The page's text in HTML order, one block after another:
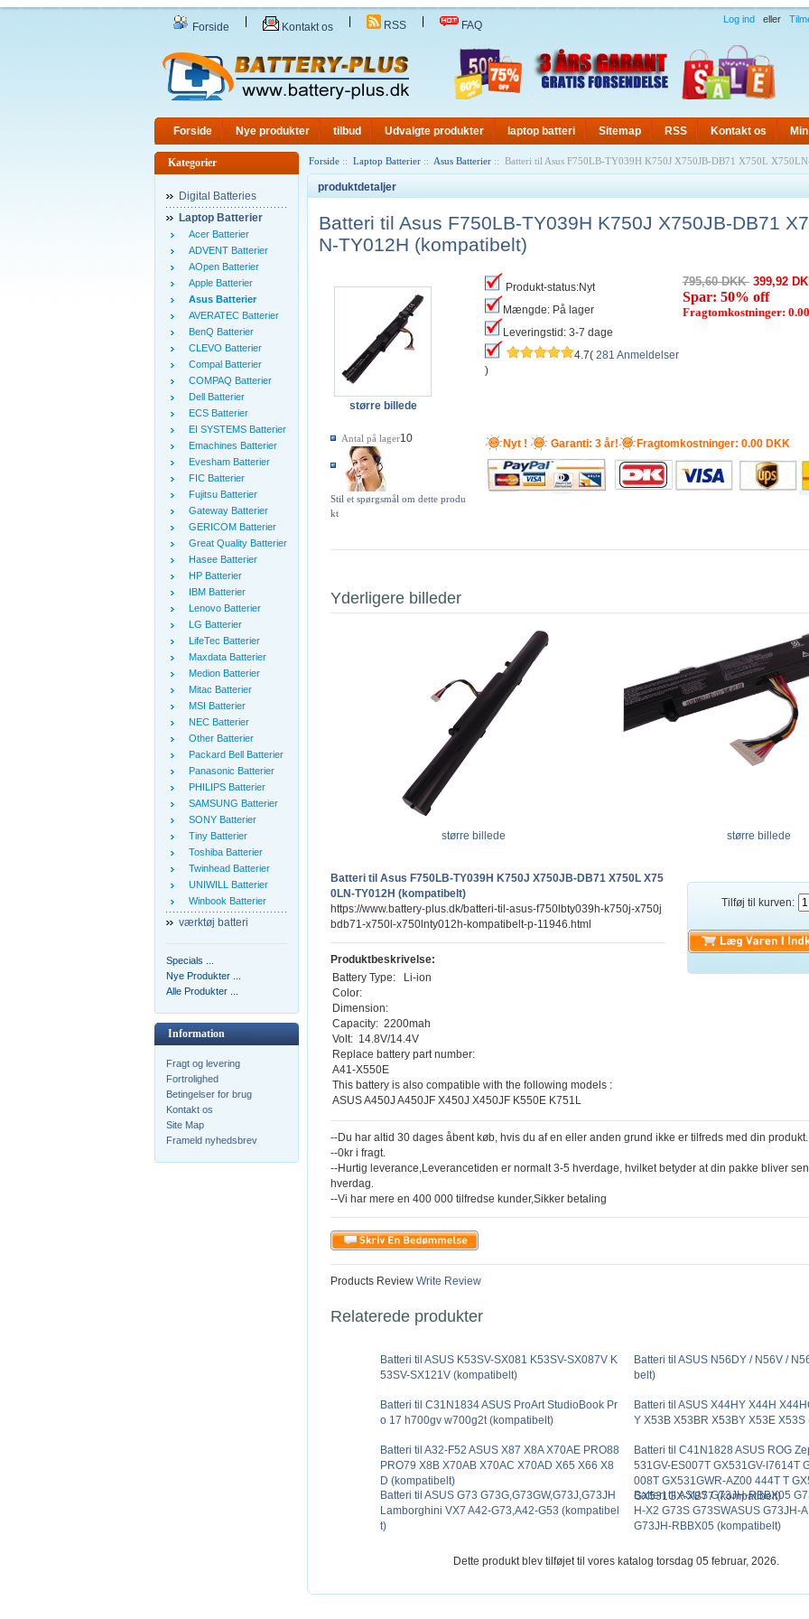
Forside Kontakt os RSS FAQ Log ind eller
Forside Nye produkter tilbud Udvalgte produkter laptop batteri Sitemap RSS Kontakt os
Kategorier
Digital Batteries
Laptop Batterier
Acer Batterier
ADVENT Batterier
AOpen Batterier
Apple Batterier
Asus Batterier
AVERATEC Batterier
BenQ Batterier
CLEVO Batterier
Compal Batterier
COMPAQ Batterier
Dell Batterier
ECS Batterier
EI SYSTEMS Batterier
Emachines Batterier
Evesham Batterier
FIC Batterier
Fujitsu Batterier
Gateway Batterier
GERICOM Batterier
Great Quality Batterier
Hasee Batterier
HP Batterier
IBM Batterier
Lenovo Batterier
LG Batterier
LifeTec Batterier
Maxdata Batterier
Medion Batterier
Mitac Batterier
MSI Batterier
NEC Batterier
Other Batterier
Packard Bell Batterier
Panasonic Batterier
PHILIPS Batterier
SAMSUNG Batterier
SONY Batterier
Tiny Batterier
Toshiba Batterier
Twinhead Batterier
UNIWILL Batterier
Winbook Batterier
værktøj batteri
Specials ...
Nye Produkter ...
Alle Produkter ...
Information
Fragt og levering
Fortrolighed
Betingelser for brug
Kontakt os
Site Map
Frameld nyhedsbrev
Forside :: Laptop Batterier :: Asus Batterier :: Batteri til Asus F750LB-TY039H K750J X750JB-DB71 X750L
produktdetaljer
Batteri til Asus F750LB-TY039H K750J X750JB-DB71
N-TY012H (kompatibelt)
større billede
Antal på lager10
Stil et spørgsmål om dette produ
kt
Produkt-status:Nyt
Mængde: På lager
Leveringstid: 3-7 dage
4.7( 281 Anmeldelser
)
795,60 DKK 399,92
Spar: 50% off
Fragtomkostninger:
Nyt ! Garanti: 3 år! Fragtomkostninger: 0.00 DKK
Yderligere billeder
større billede større billede
Tilføj til kurven:
Batteri til Asus F750LB-TY039H K750J X750JB-DB71 X750L X75
0LN-TY012H (kompatibelt)
https://www.battery-plus.dk/batteri-til-asus-f750lbty039h-k750j-x750j
bdb71-x750l-x750lnty012h-kompatibelt-p-11946.html
Produktbeskrivelse:
Battery Type: Li-ion
Color:
Dimension:
Capacity: 2200mah
Volt: 14.8V/14.4V
Replace battery part number:
A41-X550E
This battery is also compatible with the following models :
ASUS A450J A450JF X450J X450JF K550E K751L
--Du har altid 30 dages åbent køb, hvis du af en eller anden grund ikke er tilfreds med din produkt.
--0kr i fragt.
--Hurtig leverance,Leverancetiden er normalt 3-5 hverdage, hvilket betyder at din pakke bliver
hverdag.
--Vi har mere en 400 000 tilfredse kunder,Sikker betaling
Products Review Write Review
Relaterede produkter
Batteri til ASUS K53SV-SX081 K53SV-SX087V K
53SV-SX121V (kompatibelt)
Batteri til ASUS N56DY / N56V /
belt)
Batteri til C31N1834 ASUS ProArt StudioBook Pr
o 17 h700gv w700g2t (kompatibelt)
Batteri til ASUS X44HY X44H
Y X53B X53BR X53BY X53E
Batteri til A32-F52 ASUS X87 X8A X70AE PRO88
PRO79 X8B X70AB X70AC X70AD X65 X66 X8
D (kompatibelt)
Batteri til C41N1828 ASUS ROG
531GV-ES007T GX531GV-I7614T
008T GX531GWR-AZ00 444T T
GX531GX-XB77 (kompatibelt)
Batteri til ASUS G73 G73G,G73GW,G73J,G73JH
Lamborghini VX7 A42-G73,A42-G53 (kompatibel
t)
Batteri til ASUS G73JH-RBBX05
H-X2 G73S G73SWASUS G73JH-
G73JH-RBBX05 (kompatibelt)
Dette produkt blev tilføjet til vores katalog torsdag 05 februar, 2026.